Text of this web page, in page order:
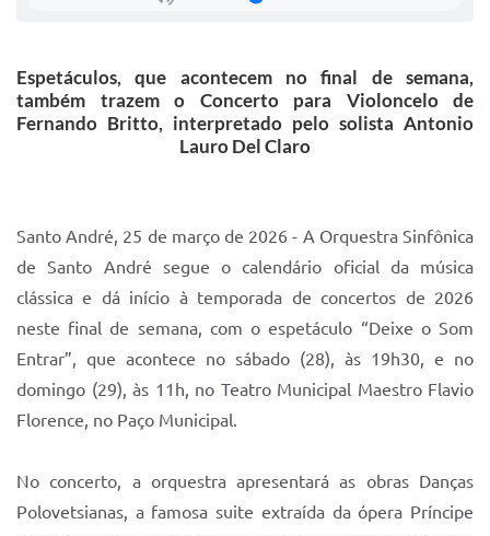
Espetáculos, que acontecem no final de semana,
também trazem o Concerto para Violoncelo de
Fernando Britto, interpretado pelo solista Antonio
Lauro Del Claro
Santo André, 25 de março de 2026 - A Orquestra Sinfônica
de Santo André segue o calendário oficial da música
clássica e dá início à temporada de concertos de 2026
neste final de semana, com o espetáculo “Deixe o Som
Entrar”, que acontece no sábado (28), às 19h30, e no
domingo (29), às 11h, no Teatro Municipal Maestro Flavio
Florence, no Paço Municipal.
No concerto, a orquestra apresentará as obras Danças
Polovetsianas, a famosa suite extraída da ópera Príncipe